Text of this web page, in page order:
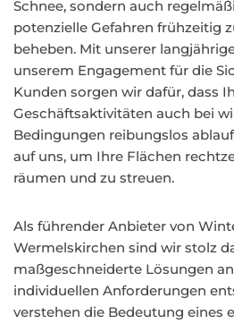
Schnee, sondern auch
potenzielle Gefahren frühzeitig
beheben. Mit unserer
unserem Engagement für die
Kunden sorgen wir dafür, dass
Geschäftsaktivitäten auch bei
Bedingungen reibungslos
auf uns, um Ihre Flächen
räumen und zu streuen.
Als führender Anbieter von
Wermelskirchen sind wir stolz
maßgeschneiderte Lösungen
individuellen Anforderungen
verstehen die Bedeutung eines